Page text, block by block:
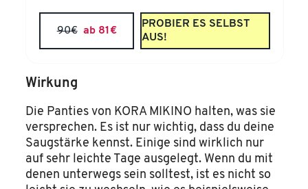
90€ ab 81 €
PROBIER ES SELBST
AUS!
Wirkung
Die Panties von KORA MIKINO halten, was sie
versprechen. Es ist nur wichtig, dass du deine
Saugstärke kennst. Einige sind wirklich nur
auf sehr leichte Tage ausgelegt. Wenn du mit
denen unterwegs sein solltest, ist es nicht so